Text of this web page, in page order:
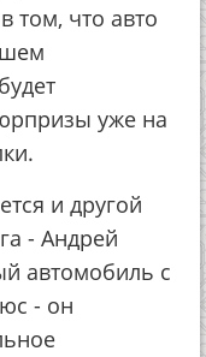
том, что авто
уже на
и другой
- Андрей
автомобиль с
- он